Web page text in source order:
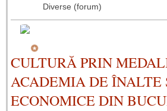
Diverse (forum)
CULTURĂ PRIN
ACADEMIA DE ÎNALTE
ECONOMICE DIN